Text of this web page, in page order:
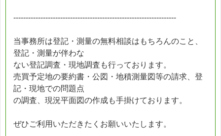
------------------------------------------------------------------
当事務所は登記・測量の無料相談はもちろんのこと、
登記・測量が伴わな
ない登記調査・現地調査も行っております。
売買予定地の要約書・公図・地積測量図等の請求、登
記・現地での問題点
の調査、現況平面図の作成も手掛けております。
ぜひご利用いただきたくお願いいたします。